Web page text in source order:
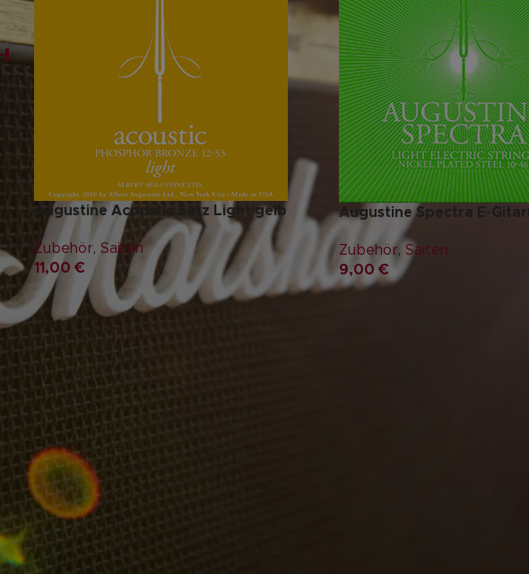
Augustine Acoustic Satz Light gelb
Zubehör, Saiten
11,00 €
Augustine Spectra E-
Zubehör, Saiten
9,00 €